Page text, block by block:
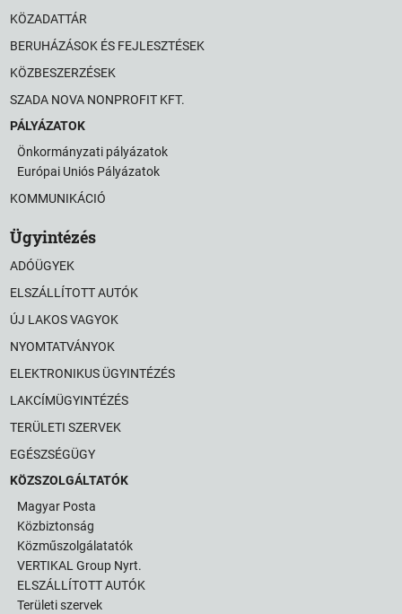
KÖZADATTÁR
BERUHÁZÁSOK ÉS FEJLESZTÉSEK
KÖZBESZERZÉSEK
SZADA NOVA NONPROFIT KFT.
PÁLYÁZATOK
Önkormányzati pályázatok
Európai Uniós Pályázatok
KOMMUNIKÁCIÓ
Ügyintézés
ADÓÜGYEK
ELSZÁLLÍTOTT AUTÓK
ÚJ LAKOS VAGYOK
NYOMTATVÁNYOK
ELEKTRONIKUS ÜGYINTÉZÉS
LAKCÍMÜGYINTÉZÉS
TERÜLETI SZERVEK
EGÉSZSÉGÜGY
KÖZSZOLGÁLTATÓK
Magyar Posta
Közbiztonság
Közműszolgálatatók
VERTIKAL Group Nyrt.
ELSZÁLLÍTOTT AUTÓK
Területi szervek